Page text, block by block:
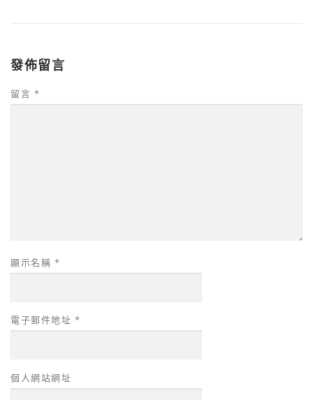
發佈留言
留言 *
顯示名稱 *
電子郵件地址 *
個人網站網址